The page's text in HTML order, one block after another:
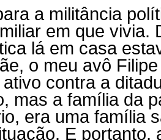
a militância
em que vivia.
lá em casa
o meu avô
contra a
mas a família da
era uma família
E portanto,